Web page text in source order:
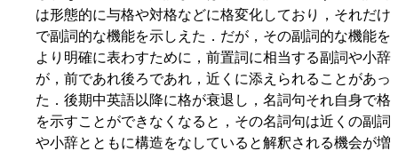
は形態的に与格や対格などに格変化しており，それだけ
で副詞的な機能を示しえた．だが，その副詞的な機能を
より明確に表わすために，前置詞に相当する副詞や小辞
が，前であれ後ろであれ，近くに添えられることがあっ
た．後期中英語以降に格が衰退し，名詞句それ自身で格
を示すことができなくなると，その名詞句は近くの副詞
や小辞とともに構造をなしていると解釈される機会が増